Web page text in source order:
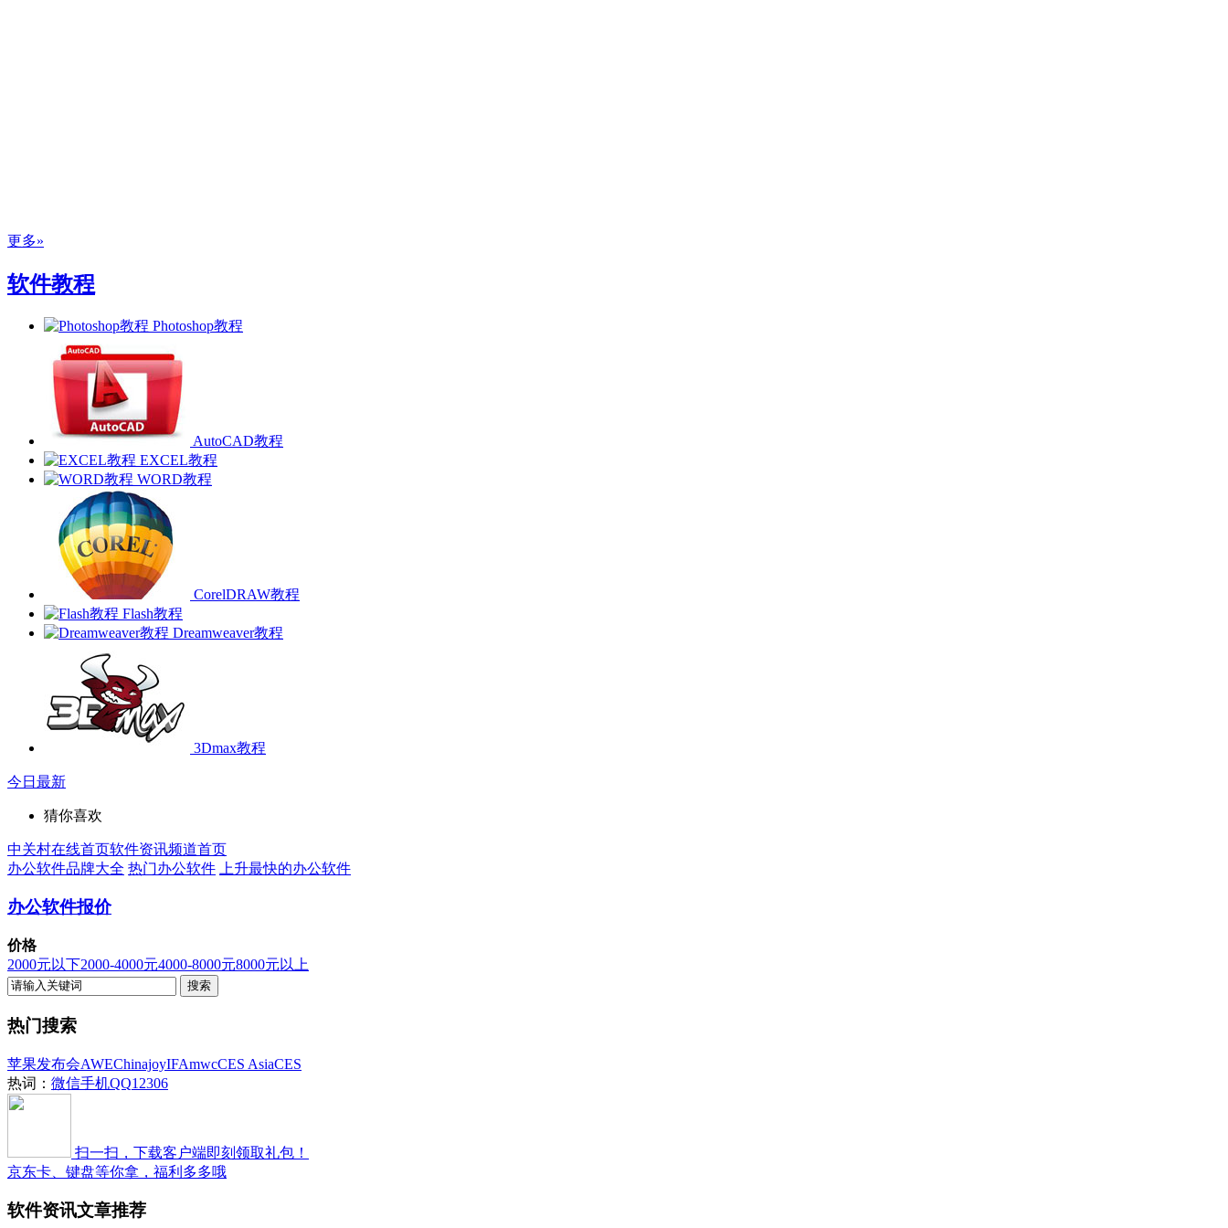
更多»
软件教程
Photoshop教程
AutoCAD教程
EXCEL教程
WORD教程
CorelDRAW教程
Flash教程
Dreamweaver教程
3Dmax教程
今日最新
猜你喜欢
中关村在线首页软件资讯频道首页
办公软件品牌大全 热门办公软件 上升最快的办公软件
办公软件报价
价格
2000元以下2000-4000元4000-8000元8000元以上
热门搜索
苹果发布会AWEChinajoyIFAmwcCES AsiaCES
热词： 微信手机QQ12306
扫一扫，下载客户端即刻领取礼包！
京东卡、键盘等你拿，福利多多哦
软件资讯文章推荐